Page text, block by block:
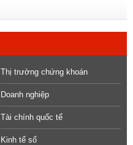
Thị trường chứng khoán
Doanh nghiệp
Tài chính quốc tế
Kinh tế số